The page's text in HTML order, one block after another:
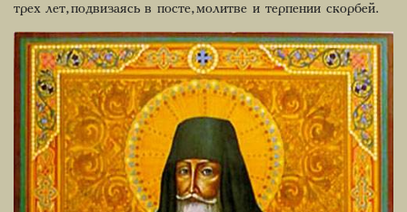
трех лет, подвизаясь в посте, молитве и терпении скорбей.